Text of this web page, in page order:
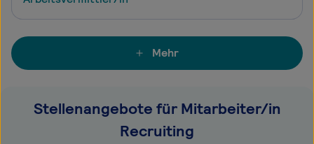
Mehr
Stellenangebote für Mitarbeiter/in
Recruiting